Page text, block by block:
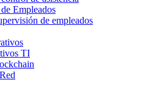
Empleados
de empleados
TI